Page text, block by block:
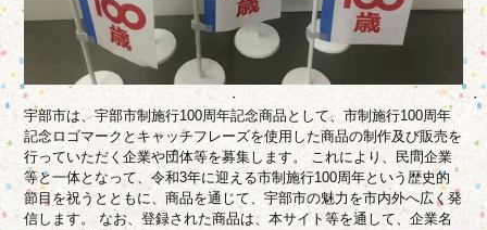
宇部市は、宇部市制施行100周年記念商品として、市制施行100周年
記念ロゴマークとキャッチフレーズを使用した商品の制作及び販売を
行っていただく企業や団体等を募集します。 これにより、民間企業
等と一体となって、令和3年に迎える市制施行100周年という歴史的
節目を祝うとともに、商品を通じて、宇部市の魅力を市内外へ広く発
信します。 なお、登録された商品は、本サイト等を通して、企業名